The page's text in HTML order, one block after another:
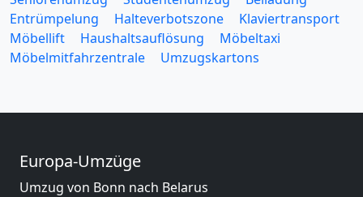
Entrümpelung
Halteverbotszone
Klaviertransport
Möbellift
Haushaltsauflösung
Möbeltaxi
Möbelmitfahrzentrale
Umzugskartons
Europa-Umzüge
Umzug von Bonn nach Belarus